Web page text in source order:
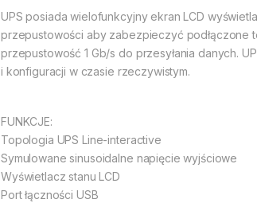
UPS posiada wielofunkcyjny ekran LCD
przepustowości aby zabezpieczyć podłączone
przepustowość 1 Gb/s do przesyłania danych.
i konfiguracji w czasie rzeczywistym.
FUNKCJE:
Topologia UPS Line-interactive
Symulowane sinusoidalne napięcie wyjściowe
Wyświetlacz stanu LCD
Port łączności USB